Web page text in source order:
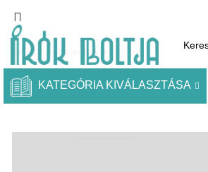
1061 Budapest, Andrássy út 45.
KATEGÓRIA KIVÁLASZTÁSA
Kezdje el gépelni a keresett bejegyzések